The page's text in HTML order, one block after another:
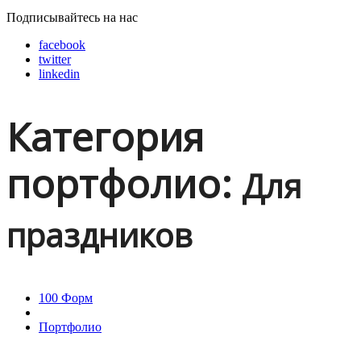
Подписывайтесь на нас
facebook
twitter
linkedin
Категория
портфолио: Для
праздников
100 Форм
Портфолио